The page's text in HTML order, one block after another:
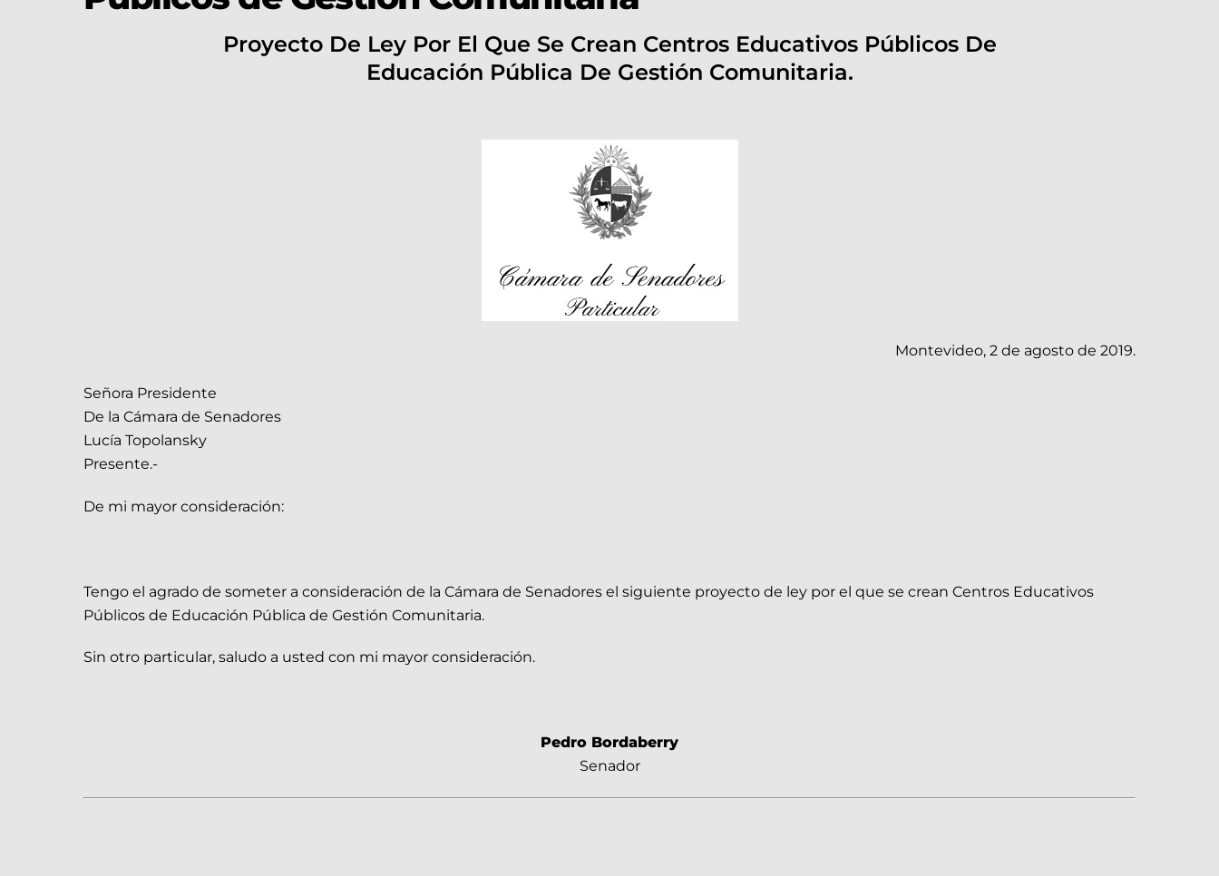
Proyecto De Ley Por El Que Se Crean Centros Educativos Públicos De
Educación Pública De Gestión Comunitaria.
Montevideo, 2 de agosto de 2019.
Señora Presidente
De la Cámara de Senadores
Lucía Topolansky
Presente.-
De mi mayor consideración:
Tengo el agrado de someter a consideración de la Cámara de Senadores el siguiente proyecto de ley por el que se crean Centros Educativos
Públicos de Educación Pública de Gestión Comunitaria.
Sin otro particular, saludo a usted con mi mayor consideración.
Pedro Bordaberry
Senador